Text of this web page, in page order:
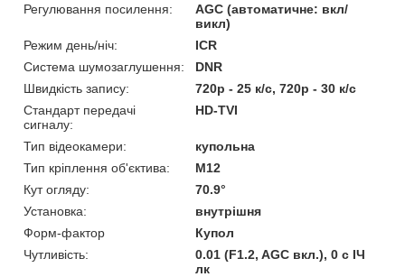
Регулювання посилення:
AGC (автоматичне: вкл/
викл)
Режим день/ніч:
ICR
Система шумозаглушення:
DNR
Швидкість запису:
720p - 25 к/с, 720p - 30 к/с
Стандарт передачі
сигналу:
HD-TVI
Тип відеокамери:
купольна
Тип кріплення об'єктива:
M12
Кут огляду:
70.9°
Установка:
внутрішня
Форм-фактор
Купол
Чутливість:
0.01 (F1.2, AGC вкл.), 0 с ІЧ
лк